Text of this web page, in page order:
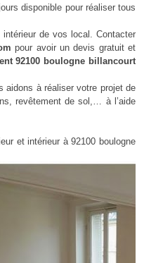
disponible pour réaliser tous
de vos local. Contacter
pour avoir un devis gratuit et
92100 boulogne billancourt
à réaliser votre projet de
revêtement de sol,… à l’aide
et intérieur à 92100 boulogne